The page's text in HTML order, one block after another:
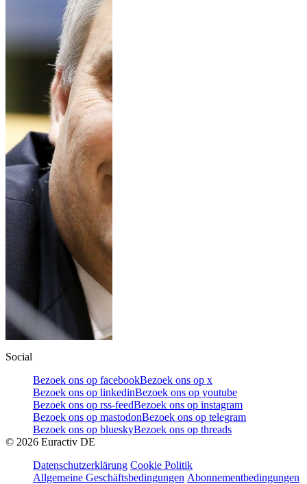
Social
Bezoek ons op facebookBezoek ons op x
Bezoek ons op linkedinBezoek ons op youtube
Bezoek ons op rss-feedBezoek ons op instagram
Bezoek ons op mastodonBezoek ons op telegram
Bezoek ons op blueskyBezoek ons op threads
© 2026 Euractiv DE
Datenschutzerklärung Cookie Politik
Allgemeine Geschäftsbedingungen Abonnementbedingungen